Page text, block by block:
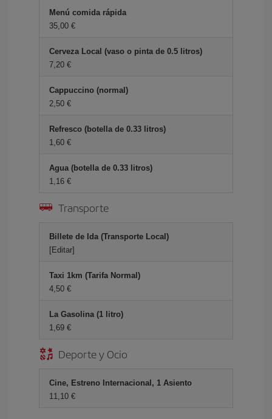
Menú comida rápida
35,00 €
Cerveza Local (vaso o pinta de 0.5 litros)
7,20 €
Cappuccino (normal)
2,50 €
Refresco (botella de 0.33 litros)
1,60 €
Agua (botella de 0.33 litros)
1,16 €
Transporte
Billete de Ida (Transporte Local)
[Editar]
Taxi 1km (Tarifa Normal)
4,50 €
La Gasolina (1 litro)
1,69 €
Deporte y Ocio
Cine, Estreno Internacional, 1 Asiento
11,10 €